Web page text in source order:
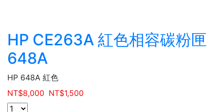
HP CE263A 紅色相容碳粉匣
648A
HP 648A 紅色
NT$8,000 NT$1,500